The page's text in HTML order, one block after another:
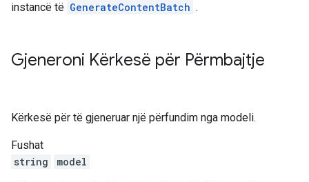
instancë të GenerateContentBatch .
Gjeneroni Kërkesë për Përmbajtje
Kërkesë për të gjeneruar një përfundim nga modeli.
Fushat
string
model